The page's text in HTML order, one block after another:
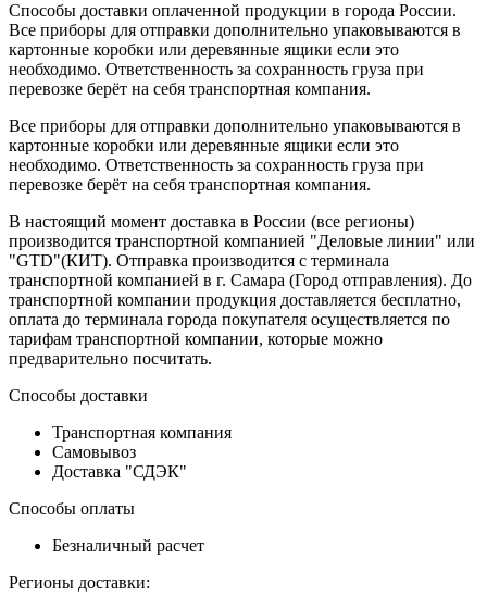
Способы доставки оплаченной продукции в города России.
Все приборы для отправки дополнительно упаковываются в
картонные коробки или деревянные ящики если это
необходимо. Ответственность за сохранность груза при
перевозке берёт на себя транспортная компания.
Все приборы для отправки дополнительно упаковываются в
картонные коробки или деревянные ящики если это
необходимо. Ответственность за сохранность груза при
перевозке берёт на себя транспортная компания.
В настоящий момент доставка в России (все регионы)
производится транспортной компанией "Деловые линии" или
"GTD"(КИТ). Отправка производится с терминала
транспортной компанией в г. Самара (Город отправления). До
транспортной компании продукция доставляется бесплатно,
оплата до терминала города покупателя осуществляется по
тарифам транспортной компании, которые можно
предварительно посчитать.
Способы доставки
Транспортная компания
Самовывоз
Доставка "СДЭК"
Способы оплаты
Безналичный расчет
Регионы доставки: